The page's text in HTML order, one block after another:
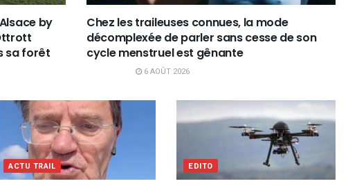
by
sa forêt
Chez les traileuses connues, la mode
décomplexée de parler sans cesse de son
cycle menstruel est gênante
6 AOÛT 2026
ACTU TRAIL EDITO